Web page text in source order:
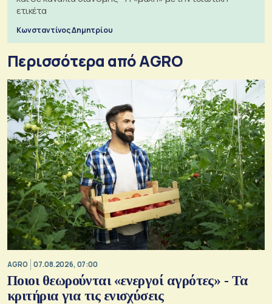
ετικέτα
Κωνσταντίνος Δημητρίου
Περισσότερα από AGRO
AGRO 07.08.2026, 07:00
Ποιοι θεωρούνται «ενεργοί αγρότες» - Τα
κριτήρια για τις ενισχύσεις